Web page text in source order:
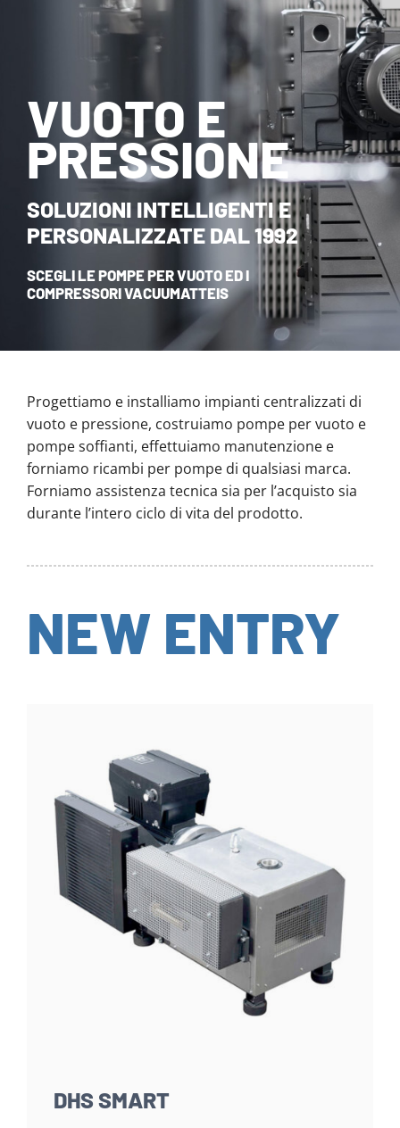
HOME
VUOTO E
PRESSIONE
SOLUZIONI INTELLIGENTI E
PERSONALIZZATE DAL 1992
SCEGLI LE POMPE PER VUOTO ED I
COMPRESSORI VACUUMATTEIS
Progettiamo e installiamo impianti centralizzati di
vuoto e pressione, costruiamo pompe per vuoto e
pompe soffianti, effettuiamo manutenzione e
forniamo ricambi per pompe di qualsiasi marca.
Forniamo assistenza tecnica sia per l’acquisto sia
durante l’intero ciclo di vita del prodotto.
NEW ENTRY
DHS SMART